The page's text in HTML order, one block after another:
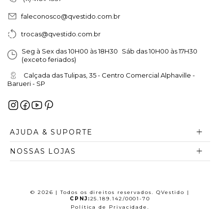
faleconosco@qvestido.com.br
trocas@qvestido.com.br
Seg à Sex das 10H00 às 18H30 Sáb das 10H00 às 17H30
(exceto feriados)
Calçada das Tulipas, 35 - Centro Comercial Alphaville -
Barueri - SP
AJUDA & SUPORTE
NOSSAS LOJAS
© 2026 | Todos os direitos reservados. QVestido |
CPNJ:25.189.142/0001-70
Política de Privacidade.